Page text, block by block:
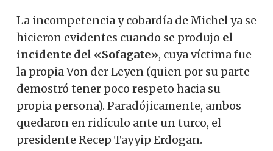
La incompetencia y cobardía de Michel ya se
hicieron evidentes cuando se produjo el
incidente del «Sofagate», cuya víctima fue
la propia Von der Leyen (quien por su parte
demostró tener poco respeto hacia su
propia persona). Paradójicamente, ambos
quedaron en ridículo ante un turco, el
presidente Recep Tayyip Erdogan.